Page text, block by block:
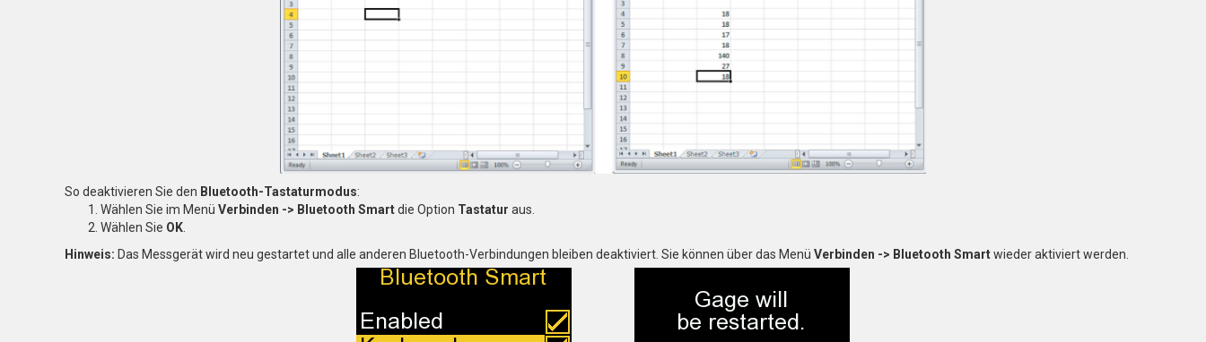
So deaktivieren Sie den Bluetooth-Tastaturmodus:
Wählen Sie im Menü Verbinden -> Bluetooth Smartdie Option Tastatur aus.
Wählen Sie OK
Hinweis: Das Messgerät wird neu gestartet und alle anderen Bluetooth-Verbindungen bleiben deaktiviert. Sie können über das Menü Verbinden -> Bluetooth Smartwieder aktiviert werden.